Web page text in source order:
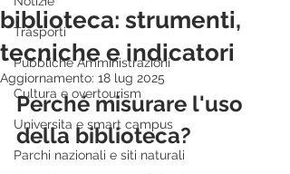
Trasporti
Pubbliche Amministrazioni
Cultura e overtourism
Universita e smart campus
Parchi nazionali e siti naturali
biblioteca: strumenti,
tecniche e indicatori
Aggiornamento: 18 lug 2025
Perché misurare l'uso
della biblioteca?